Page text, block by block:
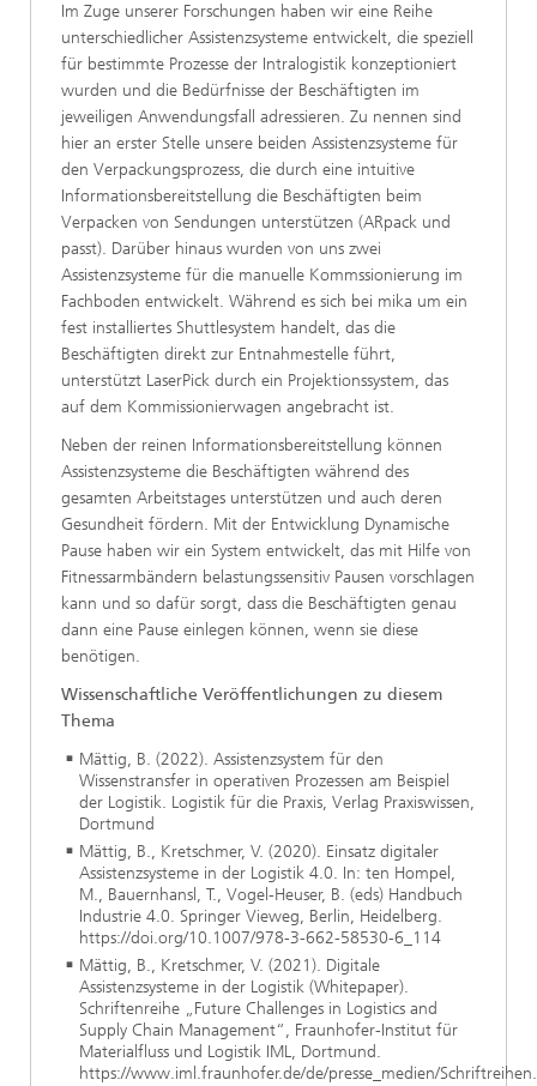
Im Zuge unserer Forschungen haben wir eine Reihe
unterschiedlicher Assistenzsysteme entwickelt, die speziell
für bestimmte Prozesse der Intralogistik konzeptioniert
wurden und die Bedürfnisse der Beschäftigten im
jeweiligen Anwendungsfall adressieren. Zu nennen sind
hier an erster Stelle unsere beiden Assistenzsysteme für
den Verpackungsprozess, die durch eine intuitive
Informationsbereitstellung die Beschäftigten beim
Verpacken von Sendungen unterstützen (ARpack und
passt). Darüber hinaus wurden von uns zwei
Assistenzsysteme für die manuelle Kommssionierung im
Fachboden entwickelt. Während es sich bei mika um ein
fest installiertes Shuttlesystem handelt, das die
Beschäftigten direkt zur Entnahmestelle führt,
unterstützt LaserPick durch ein Projektionssystem, das
auf dem Kommissionierwagen angebracht ist.
Neben der reinen Informationsbereitstellung können
Assistenzsysteme die Beschäftigten während des
gesamten Arbeitstages unterstützen und auch deren
Gesundheit fördern. Mit der Entwicklung Dynamische
Pause haben wir ein System entwickelt, das mit Hilfe von
Fitnessarmbändern belastungssensitiv Pausen vorschlagen
kann und so dafür sorgt, dass die Beschäftigten genau
dann eine Pause einlegen können, wenn sie diese
benötigen.
Wissenschaftliche Veröffentlichungen zu diesem
Thema
Mättig, B. (2022). Assistenzsystem für den
Wissenstransfer in operativen Prozessen am Beispiel
der Logistik. Logistik für die Praxis, Verlag Praxiswissen,
Dortmund
Mättig, B., Kretschmer, V. (2020). Einsatz digitaler
Assistenzsysteme in der Logistik 4.0. In: ten Hompel,
M., Bauernhansl, T., Vogel-Heuser, B. (eds) Handbuch
Industrie 4.0. Springer Vieweg, Berlin, Heidelberg.
https://doi.org/10.1007/978-3-662-58530-6_114
Mättig, B., Kretschmer, V. (2021). Digitale
Assistenzsysteme in der Logistik (Whitepaper).
Schriftenreihe „Future Challenges in Logistics and
Supply Chain Management“, Fraunhofer-Institut für
Materialfluss und Logistik IML, Dortmund.
https://www.iml.fraunhofer.de/de/presse_medien/